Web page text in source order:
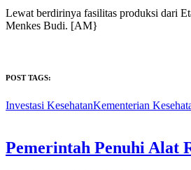
Lewat berdirinya fasilitas produksi dari
Menkes Budi. [AM}
POST TAGS:
Investasi KesehatanKementerian
Pemerintah Penuhi Alat